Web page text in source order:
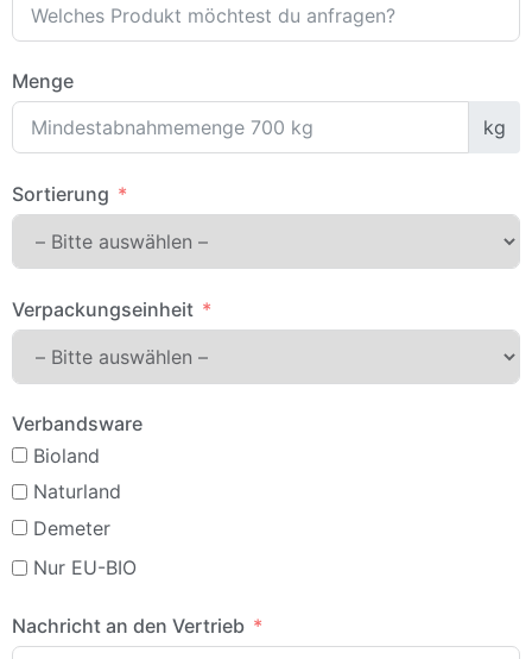
Menge
kg
Sortierung
Verpackungseinheit
Verbandsware
Bioland
Naturland
Demeter
Nur EU-BIO
Nachricht an den Vertrieb